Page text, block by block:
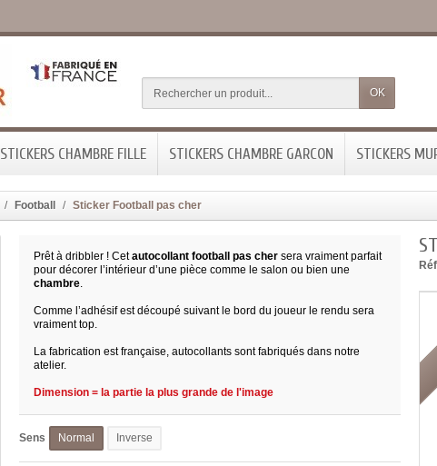
OK
STICKERS CHAMBRE FILLE STICKERS CHAMBRE GARCON STICKERS
Football Sticker Football pas cher
Prêt à dribbler ! Cetautocollant football pas cher sera vraiment parfait
pour décorer l’intérieur d’une pièce comme le salon ou bien une
chambre.
Comme l’adhésif est découpé suivant le bord du joueur le rendu sera
vraiment top.
La fabrication est française, autocollants sont fabriqués dans notre
atelier.
Dimension = la partie la plus grande de l'image
Sens Normal Inverse